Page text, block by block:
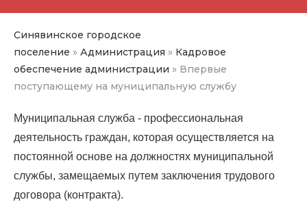
Синявинское городское
поселение » Администрация » Кадровое
обеспечение администрации » Впервые
поступающему на муниципальную службу
Муниципальная служба - профессиональная
деятельность граждан, которая осуществляется на
постоянной основе на должностях муниципальной
службы, замещаемых путем заключения трудового
договора (контракта).